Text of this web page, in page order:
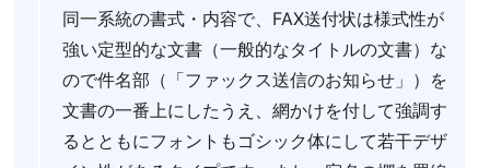
同一系統の書式・内容で、FAX送付状は様式性が
強い定型的な文書（一般的なタイトルの文書）な
ので件名部（「ファックス送信のお知らせ」）を
文書の一番上にしたうえ、網かけを付して強調す
るとともにフォントもゴシック体にして若干デザ